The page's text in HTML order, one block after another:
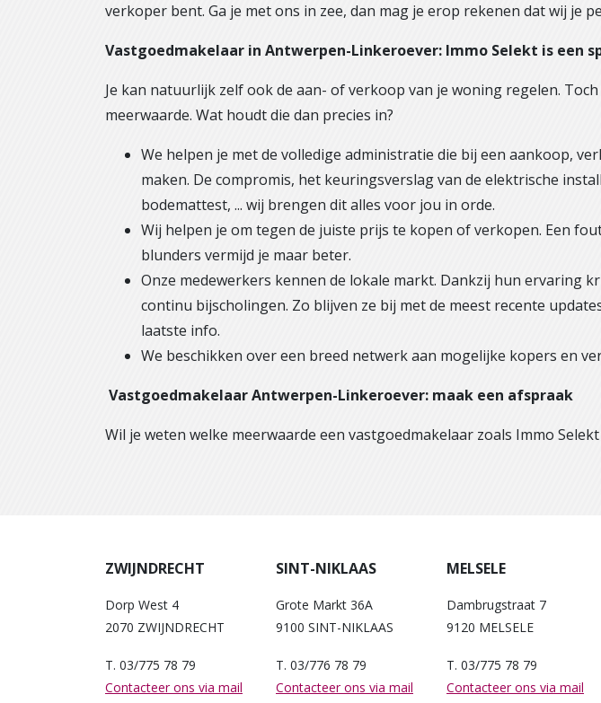
verkoper bent. Ga je met ons in zee, dan mag je erop rekenen dat wij
Vastgoedmakelaar in Antwerpen-Linkeroever: Immo Selekt is een
Je kan natuurlijk zelf ook de aan- of verkoop van je woning regelen.
meerwaarde. Wat houdt die dan precies in?
We helpen je met de volledige administratie die bij een aankoop,
maken. De compromis, het keuringsverslag van de elektrische
bodemattest, ... wij brengen dit alles voor jou in orde.
Wij helpen je om tegen de juiste prijs te kopen of verkopen. Een
blunders vermijd je maar beter.
Onze medewerkers kennen de lokale markt. Dankzij hun ervaring
continu bijscholingen. Zo blijven ze bij met de meest recente
laatste info.
We beschikken over een breed netwerk aan mogelijke kopers en
Vastgoedmakelaar Antwerpen-Linkeroever: maak een afspraak
Wil je weten welke meerwaarde een vastgoedmakelaar zoals Immo
ZWIJNDRECHT
Dorp West 4
2070 ZWIJNDRECHT
T. 03/775 78 79
Contacteer ons via mail
SINT-NIKLAAS
Grote Markt 36A
9100 SINT-NIKLAAS
T. 03/776 78 79
Contacteer ons via mail
MELSELE
Dambrugstraat 7
9120 MELSELE
T. 03/775 78 79
Contacteer ons via mail